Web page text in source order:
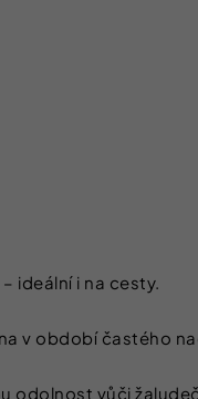
ideální i na cesty.
v období častého
vůči